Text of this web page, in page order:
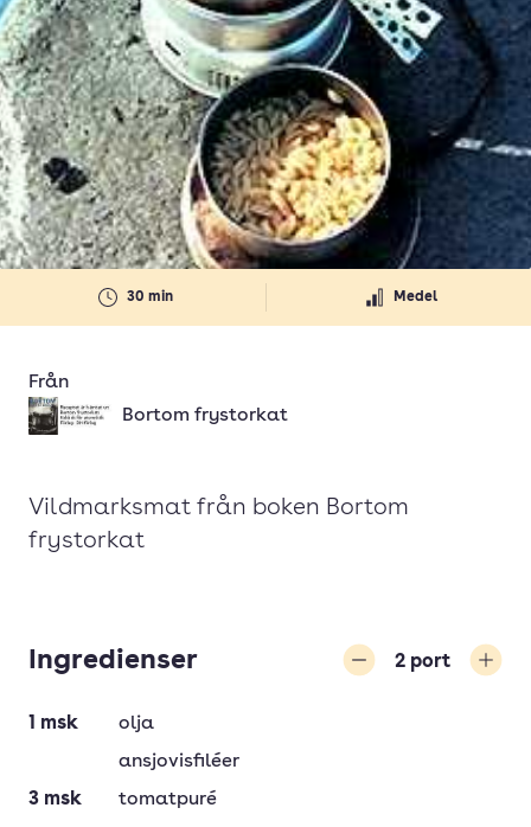
30 min Medel
Från
Bortom frystorkat
Vildmarksmat från boken Bortom
frystorkat
Ingredienser 2 port
1 msk
olja
ansjovisfiléer
3 msk
tomatpuré